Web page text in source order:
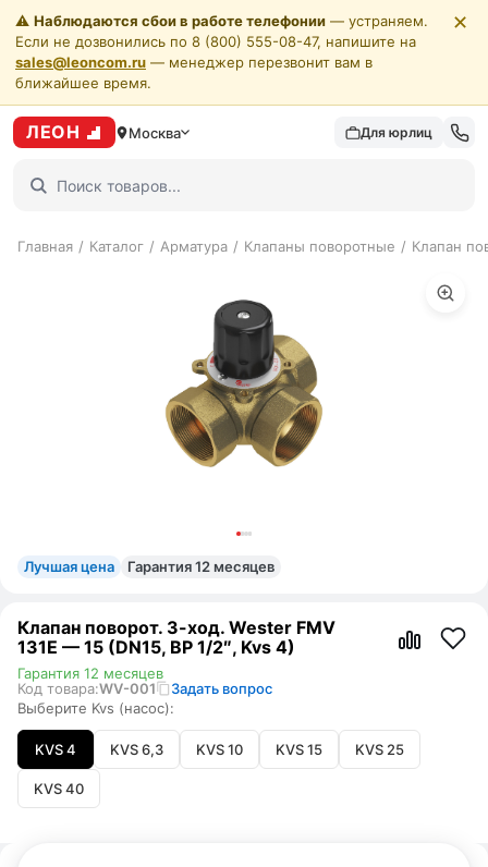
⚠️ Наблюдаются сбои в работе телефонии — устраняем.
Если не дозвонились по 8 (800) 555-08-47, напишите на
sales@leoncom.ru — менеджер перезвонит вам в
ближайшее время.
✕
ЛЕОН Москва Для юрлиц
Главная / Каталог / Арматура / Клапаны поворотные / Клапан
Лучшая цена Гарантия 12 месяцев
Клапан поворот. 3-ход. Wester FMV
131E — 15 (DN15, ВР 1/2″, Kvs 4)
Код товара:WV-001 Задать вопрос
Гарантия 12 месяцев
Выберите Kvs (насос):
KVS 4 KVS 6,3 KVS 10 KVS 15 KVS 25
KVS 40